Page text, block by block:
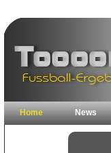
Home News